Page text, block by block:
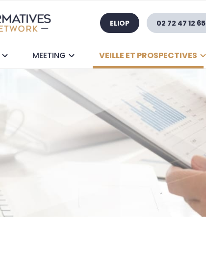
ELIOP 02 72 47 12 65
MEETING VEILLE ET PROSPECTIVES